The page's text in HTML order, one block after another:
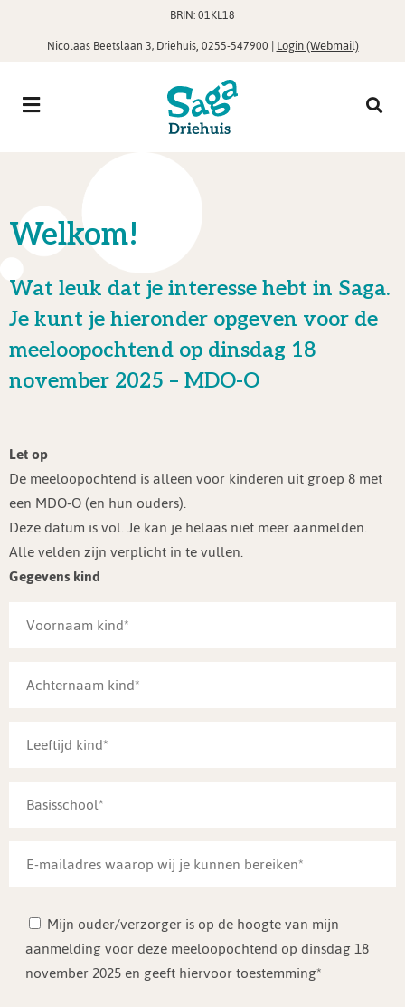
BRIN: 01KL18
Nicolaas Beetslaan 3, Driehuis,0255-547900 |Login (Webmail)
Welkom!
Wat leuk dat je interesse hebt in Saga.
Je kunt je hieronder opgeven voor de
meeloopochtend op dinsdag 18
november 2025 – MDO-O
Let op
De meeloopochtend is alleen voor kinderen uit groep 8 met
een MDO-O (en hun ouders).
Deze datum is vol. Je kan je helaas niet meer aanmelden.
Alle velden zijn verplicht in te vullen.
Gegevens kind
Mijn ouder/verzorger is op de hoogte van mijn
aanmelding voor deze meeloopochtend op dinsdag 18
november 2025 en geeft hiervoor toestemming*